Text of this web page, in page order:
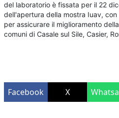
del laboratorio è fissata per il 22
dell'apertura della mostra Iuav, con
per assicurare il miglioramento
comuni di Casale sul Sile, Casier,
Facebook X